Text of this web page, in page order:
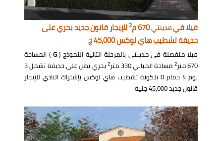
فيلا فيمدينتي670 م 2للإيجار قانون جديد بحري على
حديقة تشطيب هاي لوكس 45,000 ج
فيلا منفصلة في مدينتي بالمرحلة الثانية النموذج (G ) المساحة
670 متر
2 مساحة المباني 330 متر 2
بحري تطل على حديقة تشمل 3
نوم 4 حمام 0 بلكونة تشطيب هاي لوكس بإشتراك النادي للإيجار
قانون جديد 45,000 جنيه